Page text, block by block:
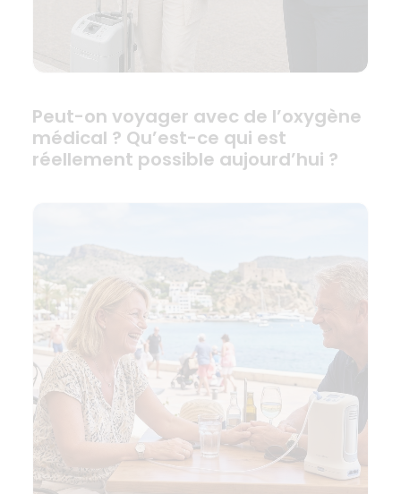
Peut-on voyager avec de l’oxygène
médical ? Qu’est-ce qui est
réellement possible aujourd’hui ?